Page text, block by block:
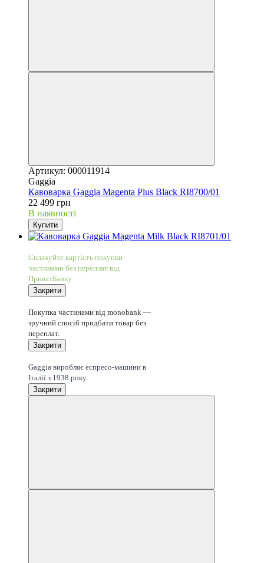
Артикул: 000011914
Gaggia
Кавоварка Gaggia Magenta Plus Black RI8700/01
22 499 грн
В наявності
Купити
Сплачуйте вартість покупки
частинами без переплат від
ПриватБанку.
Закрити
Покупка частинами від monobank —
зручний спосіб придбати товар без
переплат.
Закрити
Gaggia виробляє еспресо-машини в
Італії з 1938 року.
Закрити